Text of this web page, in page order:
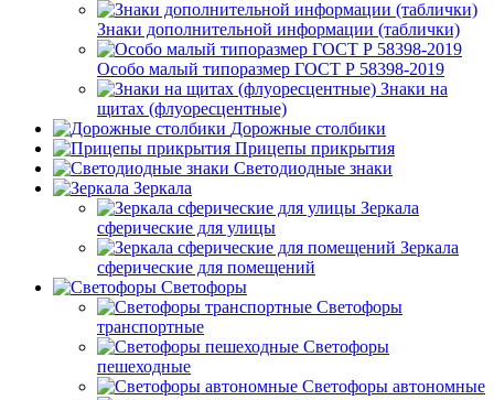
Знаки дополнительной информации (таблички)
Особо малый типоразмер ГОСТ Р 58398-2019
Знаки на
щитах (флуоресцентные)
Дорожные столбики
Прицепы прикрытия
Светодиодные знаки
Зеркала
Зеркала
сферические для улицы
Зеркала
сферические для помещений
Светофоры
Светофоры
транспортные
Светофоры
пешеходные
Светофоры автономные